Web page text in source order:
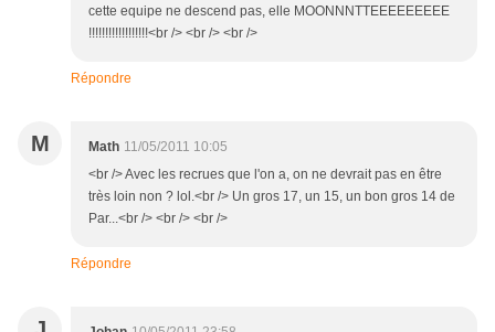
cette equipe ne descend pas, elle MOONNNTTEEEEEEEEE
!!!!!!!!!!!!!!!!!!<br /> <br /> <br />
Répondre
M Math 11/05/2011 10:05
<br /> Avec les recrues que l'on a, on ne devrait pas en être
très loin non ? lol.<br /> Un gros 17, un 15, un bon gros 14 de
Par...<br /> <br /> <br />
Répondre